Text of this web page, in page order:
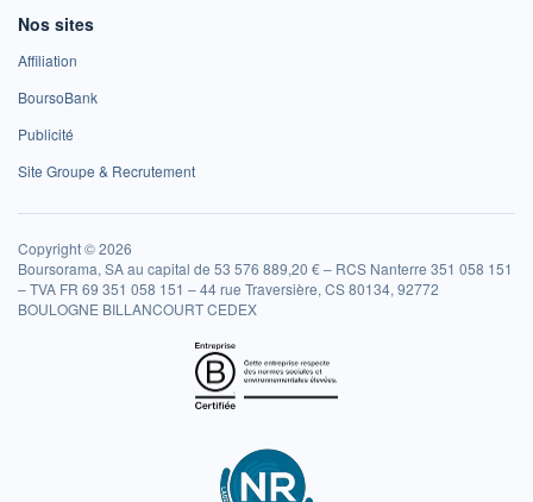
Nos sites
Affiliation
BoursoBank
Publicité
Site Groupe & Recrutement
Copyright © 2026
Boursorama, SA au capital de 53 576 889,20 € – RCS Nanterre 351 058 151
– TVA FR 69 351 058 151 – 44 rue Traversière, CS 80134, 92772
BOULOGNE BILLANCOURT CEDEX